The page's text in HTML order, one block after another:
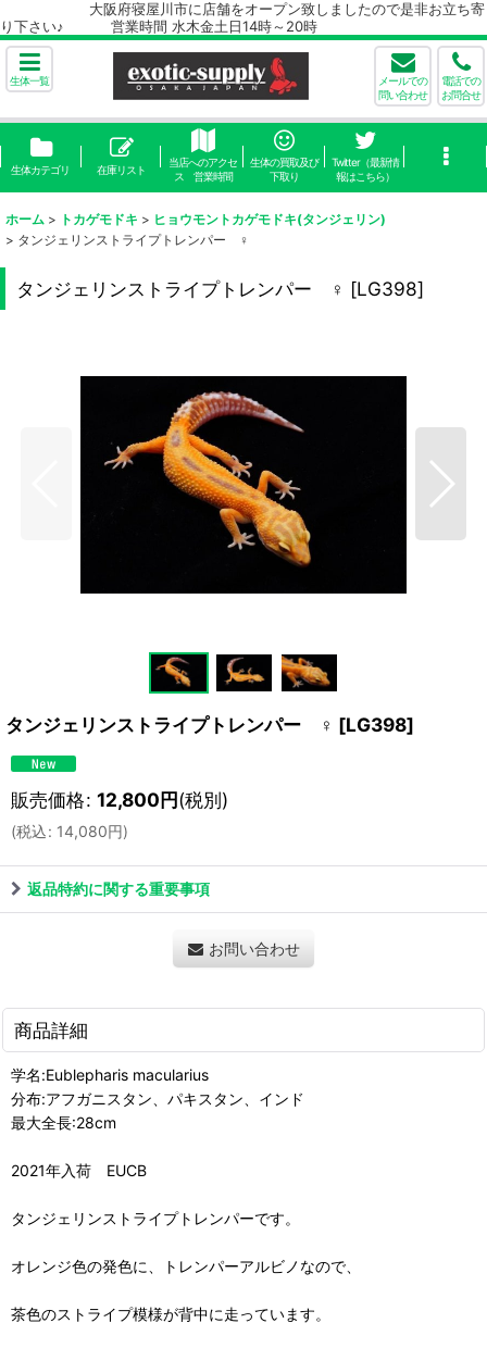
大阪府寝屋川市に店舗をオープン致しましたので是非お立ち寄
り下さい♪ 営業時間 水木金土日14時～20時
生体一覧
メールでの
問い合わせ
電話での
お問合せ
生体カテゴリ 在庫リスト
当店へのアクセ
ス 営業時間
生体の買取及び
下取り
Twitter（最新情
報はこちら）
ホーム > トカゲモドキ > ヒョウモントカゲモドキ(タンジェリン)
> タンジェリンストライプトレンパー ♀
タンジェリンストライプトレンパー ♀ [LG398]
タンジェリンストライプトレンパー ♀ [LG398]
販売価格: 12,800円(税別)
(税込: 14,080円)
返品特約に関する重要事項
お問い合わせ
商品詳細
学名:Eublepharis macularius
分布:アフガニスタン、パキスタン、インド
最大全長:28cm
2021年入荷 EUCB
タンジェリンストライプトレンパーです。
オレンジ色の発色に、トレンパーアルビノなので、
茶色のストライプ模様が背中に走っています。